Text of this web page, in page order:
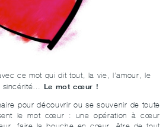
ce mot qui dit tout, la vie, l’amour, le
sincérité… Le mot cœur !
pour découvrir ou se souvenir de toute
le mot cœur : une opération à cœur